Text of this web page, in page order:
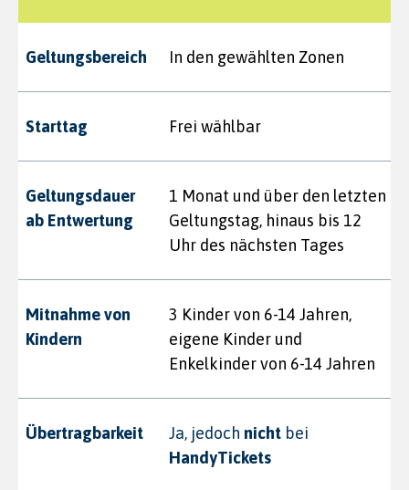
Geltungsbereich In den gewählten Zonen
Starttag Frei wählbar
Geltungsdauer
ab Entwertung
1 Monat und über den letzten
Geltungstag, hinaus bis 12
Uhr des nächsten Tages
Mitnahme von
Kindern
3 Kinder von 6-14 Jahren,
eigene Kinder und
Enkelkinder von 6-14 Jahren
Übertragbarkeit Ja, jedoch nicht bei
HandyTickets